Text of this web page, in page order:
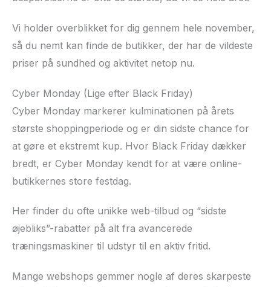
Vi holder overblikket for dig gennem hele november,
så du nemt kan finde de butikker, der har de vildeste
priser på sundhed og aktivitet netop nu.
Cyber Monday (Lige efter Black Friday)
Cyber Monday markerer kulminationen på årets
største shoppingperiode og er din sidste chance for
at gøre et ekstremt kup. Hvor Black Friday dækker
bredt, er Cyber Monday kendt for at være online-
butikkernes store festdag.
Her finder du ofte unikke web-tilbud og “sidste
øjebliks”-rabatter på alt fra avancerede
træningsmaskiner til udstyr til en aktiv fritid.
Mange webshops gemmer nogle af deres skarpeste